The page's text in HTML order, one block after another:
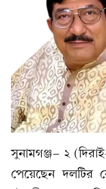
সুনামগঞ্জ- ২
পেয়েছেন দলটির